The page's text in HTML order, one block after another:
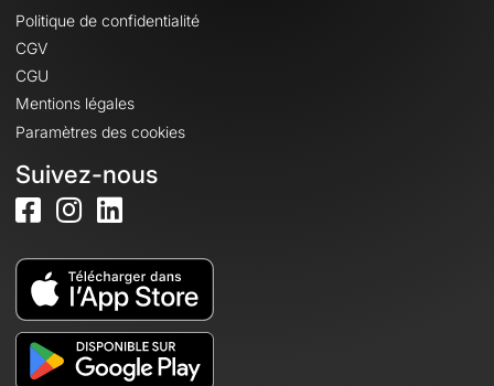
Politique de confidentialité
CGV
CGU
Mentions légales
Paramètres des cookies
Suivez-nous